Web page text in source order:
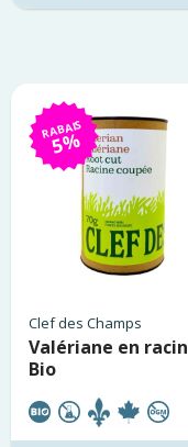
RABAIS
5%
Clef des Champs
Valériane en
Bio